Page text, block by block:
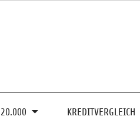
KREDITVERGLEICH